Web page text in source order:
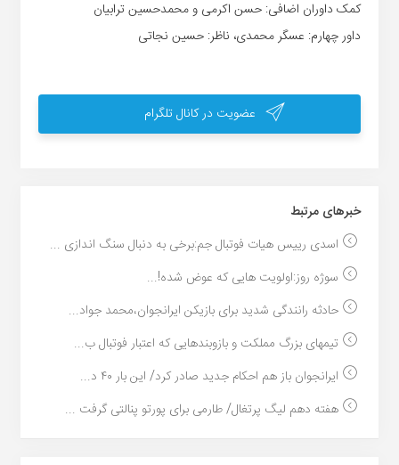
کمک داوران اضافی: حسن اکرمی و محمدحسین ترابیان
داور چهارم: عسگر محمدی، ناظر: حسین نجاتی
عضویت در کانال تلگرام
خبر‌های مرتبط
اسدی رییس هیات فوتبال جم:برخی به دنبال سنگ اندازی ...
سوژه روز:اولویت هایی که عوض شده!...
حادثه رانندگی شدید برای بازیکن ایرانجوان،محمد جواد...
تیمهای بزرگ مملکت و بازوبندهایی که اعتبار فوتبال ب...
ایرانجوان باز هم احکام جدید صادر کرد/ این بار ۴۰ د...
هفته دهم لیگ پرتغال/ طارمی برای پورتو پنالتی گرفت ...